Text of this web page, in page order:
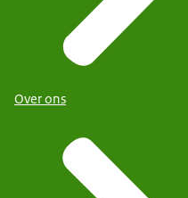
Over ons